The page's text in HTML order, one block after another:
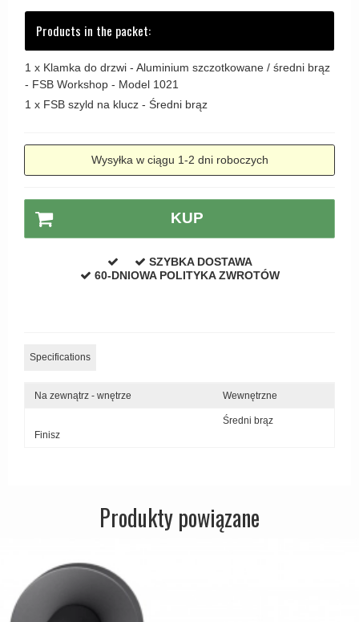
Products in the packet:
1 x Klamka do drzwi - Aluminium szczotkowane / średni brąz
- FSB Workshop - Model 1021
1 x FSB szyld na klucz - Średni brąz
Wysyłka w ciągu 1-2 dni roboczych
KUP
SZYBKA DOSTAWA
60-DNIOWA POLITYKA ZWROTÓW
Specifications
Na zewnątrz - wnętrze Wewnętrzne
Finisz
Średni brąz
Produkty powiązane